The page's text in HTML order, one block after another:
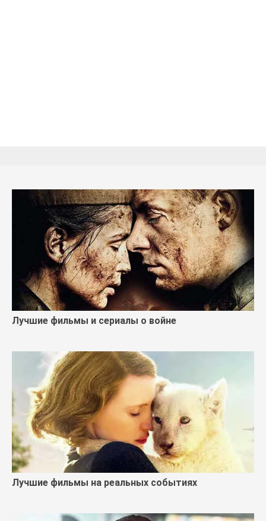
Лучшие фильмы и сериалы о войне
Лучшие фильмы на реальных событиях